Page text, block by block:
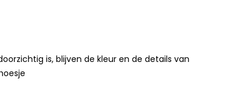
is, blijven de kleur en de details van